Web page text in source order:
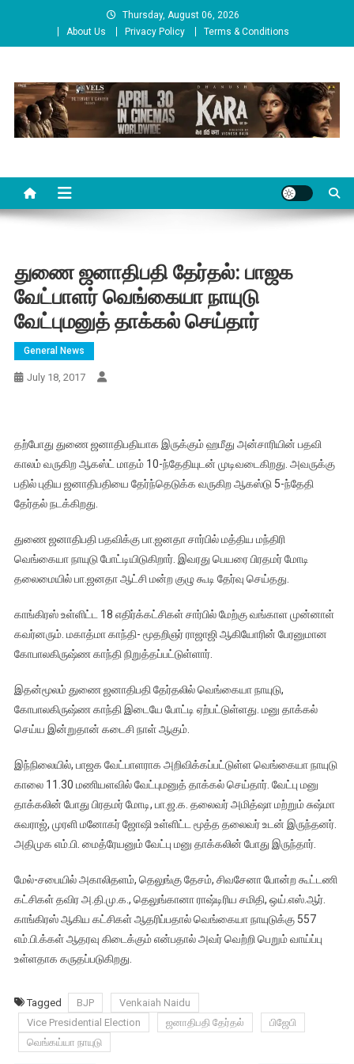
content
Thursday, August 06, 2026
About Us
Privacy Policy Terms & Conditions
Cinema Paarvai
துணை ஜனாதிபதி தேர்தல்: பாஜக
வேட்பாளர் வெங்கையா நாயுடு
வேட்புமனுத் தாக்கல் செய்தார்
General News
July 18, 2017
தற்போது துணை ஜனாதிபதியாக இருக்கும் ஹமீது அன்சாரியின் பதவி
காலம் வருகிற ஆகஸ்ட் மாதம் 10-ந்தேதியுடன் முடிவடைகிறது. அவருக்கு
பதில் புதிய ஜனாதிபதியை தேர்ந்தெடுக்க வருகிற ஆகஸ்டு 5-ந்தேதி
தேர்தல் நடக்கிறது.
துணை ஜனாதிபதி பதவிக்கு பா.ஜனதா சார்பில் மத்திய மந்திரி
வெங்கையா நாயுடு போட்டியிடுகிறார். இவரது பெயரை பிரதமர் மோடி
தலைமையில் பா.ஜனதா ஆட்சி மன்ற குழு கூடி தேர்வு செய்தது.
காங்கிரஸ் உள்ளிட்ட 18 எதிர்க்கட்சிகள் சார்பில் மேற்கு வங்காள முன்னாள்
கவர்னரும். மகாத்மா காந்தி- மூதறிஞர் ராஜாஜி ஆகியோரின் பேரனுமான
கோபாலகிருஷ்ண காந்தி நிறுத்தப்பட்டுள்ளார்.
இதன்மூலம் துணை ஜனாதிபதி தேர்தலில் வெங்கையா நாயுடு,
கோபாலகிருஷ்ண காந்தி இடையே போட்டி ஏற்பட்டுள்ளது. மனு தாக்கல்
செய்ய இன்றுதான் கடைசி நாள் ஆகும்.
இந்நிலையில், பாஜக வேட்பாளராக அறிவிக்கப்பட்டுள்ள வெங்கையா நாயுடு
காலை 11.30 மணியளவில் வேட்புமனுத் தாக்கல் செய்தார். வேட்பு மனு
தாக்கலின் போது பிரதமர் மோடி, பா.ஜ.க. தலைவர் அமித்ஷா மற்றும் சுஷ்மா
சுவராஜ், முரளி மனோகர் ஜோஷி உள்ளிட்ட மூத்த தலைவர் உடன் இருந்தனர்.
அதிமுக எம்.பி. மைத்ரேயனும் வேட்பு மனு தாக்கலின் போது இருந்தார்.
மேல்-சபையில் அகாலிதளம், தெலுங்கு தேசம், சிவசேனா போன்ற கூட்டணி
கட்சிகள் தவிர அ.தி.மு.க., தெலுங்கானா ராஷ்டிரிய சமிதி, ஒய்.எஸ்.ஆர்.
காங்கிரஸ் ஆகிய கட்சிகள் ஆதரிப்பதால் வெங்கையா நாயுடுக்கு 557
எம்.பி.க்கள் ஆதரவு கிடைக்கும் என்பதால் அவர் வெற்றி பெறும் வாய்ப்பு
உள்ளதாக கருதப்படுகிறது.
Tagged BJP
Venkaiah Naidu
Vice Presidential Election
ஜனாதிபதி தேர்தல்
பிஜேபி
வெங்கய்யா நாயுடு